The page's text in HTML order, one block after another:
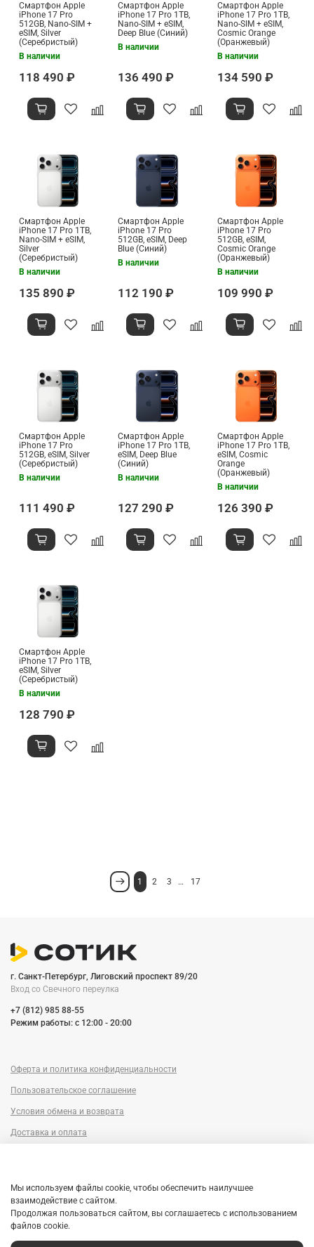
Смартфон Apple
iPhone 17 Pro
512GB, Nano-SIM +
eSIM, Silver
(Серебристый)
В наличии
118 490 ₽
Смартфон Apple
iPhone 17 Pro 1TB,
Nano-SIM + eSIM,
Deep Blue (Синий)
В наличии
136 490 ₽
Смартфон Apple
iPhone 17 Pro 1TB,
Nano-SIM + eSIM,
Cosmic Orange
(Оранжевый)
В наличии
134 590 ₽
Смартфон Apple
iPhone 17 Pro 1TB,
Nano-SIM + eSIM,
Silver
(Серебристый)
В наличии
135 890 ₽
Смартфон Apple
iPhone 17 Pro
512GB, eSIM, Deep
Blue (Синий)
В наличии
112 190 ₽
Смартфон Apple
iPhone 17 Pro
512GB, eSIM,
Cosmic Orange
(Оранжевый)
В наличии
109 990 ₽
Смартфон Apple
iPhone 17 Pro
512GB, eSIM, Silver
(Серебристый)
В наличии
111 490 ₽
Смартфон Apple
iPhone 17 Pro 1TB,
eSIM, Deep Blue
(Синий)
В наличии
127 290 ₽
Смартфон Apple
iPhone 17 Pro 1TB,
eSIM, Cosmic
Orange
(Оранжевый)
В наличии
126 390 ₽
Смартфон Apple
iPhone 17 Pro 1TB,
eSIM, Silver
(Серебристый)
В наличии
128 790 ₽
1 2 3 … 17
г. Санкт-Петербург, Лиговский проспект 89/20
Вход со Cвечного переулка
+7 (812) 985 88-55
Режим работы: c 12:00 - 20:00
Оферта и политика конфиденциальности
Пользовательское соглашение
Условия обмена и возврата
Доставка и оплата
Рассрочка
Мы используем файлы cookie, чтобы обеспечить наилучшее
взаимодействие с сайтом.
Продолжая пользоваться сайтом, вы соглашаетесь с использованием
файлов cookie.